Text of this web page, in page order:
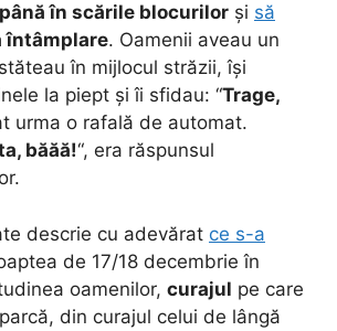
până în scările blocurilor și să
întâmplare. Oamenii aveau un
în mijlocul străzii, își
la piept și îi sfidau: “Trage,
urma o rafală de automat.
băăă!“, era răspunsul
descrie cu adevărat ce s-a
de 17/18 decembrie în
oamenilor, curajul pe care
din curajul celui de lângă